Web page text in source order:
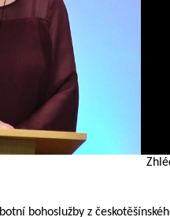
bohoslužby z